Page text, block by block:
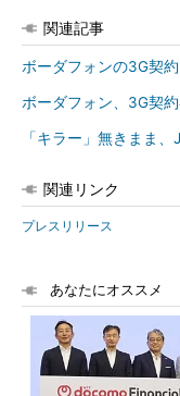
関連記事
ボーダフォンの3G契
ボーダフォン、3G契
「キラー」無きまま
関連リンク
プレスリリース
あなたにオススメ